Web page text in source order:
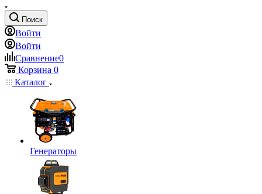
Поиск
Войти
Войти
Сравнение0
Корзина 0
Каталог
Генераторы